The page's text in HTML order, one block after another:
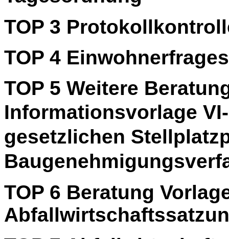
TOP 3
TOP 4
TOP 5 Weitere
Informationsvorlage
gesetzlichen
TOP 6 Beratung